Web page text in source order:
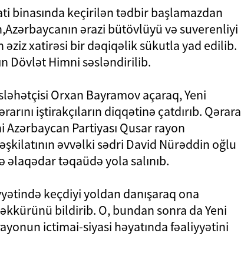
binasında keçirilən tədbir başlamazdan
ərazi bütövlüyü və suverenliyi
əziz xatirəsi bir dəqiqəlik sükutla yad edilib.
Dövlət Himni səsləndirilib.
Orxan Bayramov açaraq, Yeni
iştirakçıların diqqətinə çatdırıb. Qərara
Partiyası Qusar rayon
əvvəlki sədri David Nürəddin oğlu
təqaüdə yola salınıb.
keçdiyi yoldan danışaraq ona
bildirib. O, bundan sonra da Yeni
ictimai-siyasi həyatında fəaliyyətini